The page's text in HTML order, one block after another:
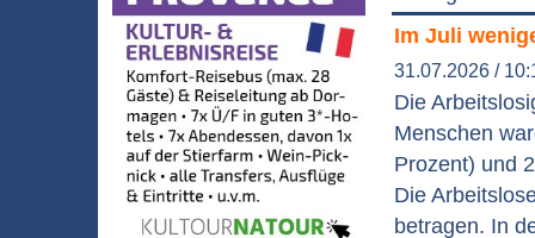
Im Juli
31.07.2026 /
Die
Menschen
Prozent) und
Die
betragen. In